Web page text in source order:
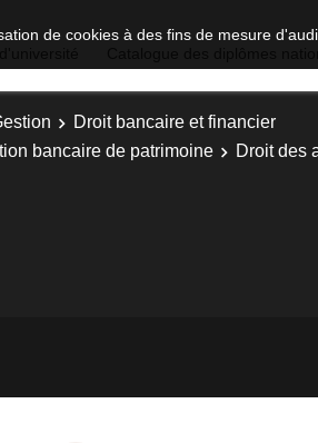
de cookies à des fins de mesure
Droit bancaire et financier
bancaire de patrimoine
Droit des